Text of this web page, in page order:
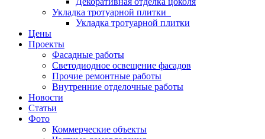
Укладка тротуарной плитки
Укладка тротуарной плитки
Цены
Проекты
Фасадные работы
Светодиодное освещение фасадов
Прочие ремонтные работы
Внутренние отделочные работы
Новости
Статьи
Фото
Коммерческие объекты